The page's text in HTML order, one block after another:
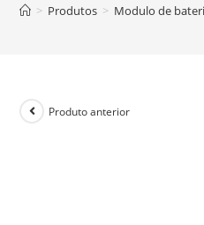
> Produtos > Modulo de
Produto anterior